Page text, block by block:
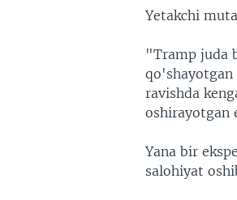
Yetakchi
"Tramp juda
ravishda
oshirayotgan
Yana bir
salohiyat